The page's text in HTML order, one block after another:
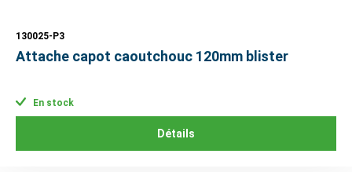
130025-P3
Attache capot caoutchouc 120mm blister
En stock
Détails